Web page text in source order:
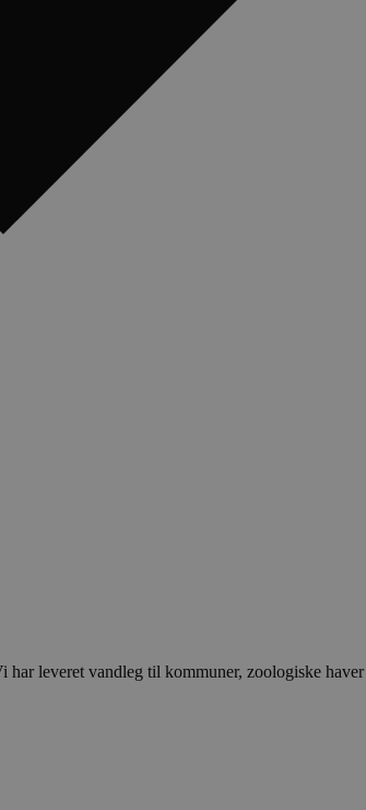
leveret vandleg til kommuner, zoologiske